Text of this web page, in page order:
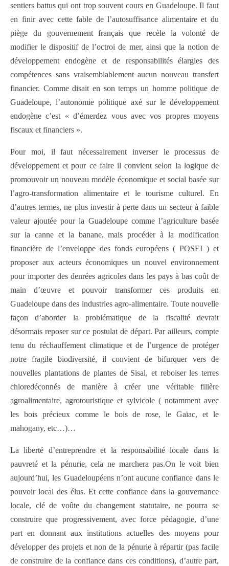
sentiers battus qui ont trop souvent cours en Guadeloupe. Il faut
en finir avec cette fable de l’autosuffisance alimentaire et du
piège du gouvernement français que recèle la volonté de
modifier le dispositif de l’octroi de mer, ainsi que la notion de
développement endogène et de responsabilités élargies des
compétences sans vraisemblablement aucun nouveau transfert
financier. Comme disait en son temps un homme politique de
Guadeloupe, l’autonomie politique axé sur le développement
endogène c’est « d’émerdez vous avec vos propres moyens
fiscaux et financiers ».
Pour moi, il faut nécessairement inverser le processus de
développement et pour ce faire il convient selon la logique de
promouvoir un nouveau modèle économique et social basée sur
l’agro-transformation alimentaire et le tourisme culturel. En
d’autres termes, ne plus investir à perte dans un secteur à faible
valeur ajoutée pour la Guadeloupe comme l’agriculture basée
sur la canne et la banane, mais procéder à la modification
financière de l’enveloppe des fonds européens ( POSEI ) et
proposer aux acteurs économiques un nouvel environnement
pour importer des denrées agricoles dans les pays à bas coût de
main d’œuvre et pouvoir transformer ces produits en
Guadeloupe dans des industries agro-alimentaire. Toute nouvelle
façon d’aborder la problématique de la fiscalité devrait
désormais reposer sur ce postulat de départ. Par ailleurs, compte
tenu du réchauffement climatique et de l’urgence de protéger
notre fragile biodiversité, il convient de bifurquer vers de
nouvelles plantations de plantes de Sisal, et reboiser les terres
chloredéconnés de manière à créer une véritable filière
agroalimentaire, agrotouristique et sylvicole ( notamment avec
les bois précieux comme le bois de rose, le Gaïac, et le
mahogany, etc…)…
La liberté d’entreprendre et la responsabilité locale dans la
pauvreté et la pénurie, cela ne marchera pas.On le voit bien
aujourd’hui, les Guadeloupéens n’ont aucune confiance dans le
pouvoir local des élus. Et cette confiance dans la gouvernance
locale, clé de voûte du changement statutaire, ne pourra se
construire que progressivement, avec force pédagogie, d’une
part en donnant aux institutions actuelles des moyens pour
développer des projets et non de la pénurie à répartir (pas facile
de construire de la confiance dans ces conditions), d’autre part,